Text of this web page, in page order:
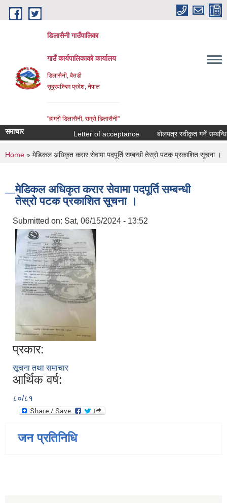
Skip to main content
डिलासैनी गाउँपालिका
गाउँ कार्यपालिकाको कार्यालय
डिलासैनी, बैतडी
सुदूरपश्चिम प्रदेश, नेपाल
"हाम्राे डिलासैनी, राम्राे डिलासैनी"
समाचार Letter of acceptance बोलपत्र स्वीकृत गर्ने सम्बन्धि
You are here
Home » मेडिकल अधिकृत करार सेवामा पदपूर्ति सम्बन्धी तेस्रो पटक प्रकाशित सूचना ।
मेडिकल अधिकृत करार सेवामा पदपूर्ति सम्बन्धी
तेस्रो पटक प्रकाशित सूचना ।
Submitted on: Sat, 06/15/2024 - 13:52
प्रकार:
सूचना तथा समाचार
आर्थिक वर्ष:
८०/८१
जन प्रतिनिधि